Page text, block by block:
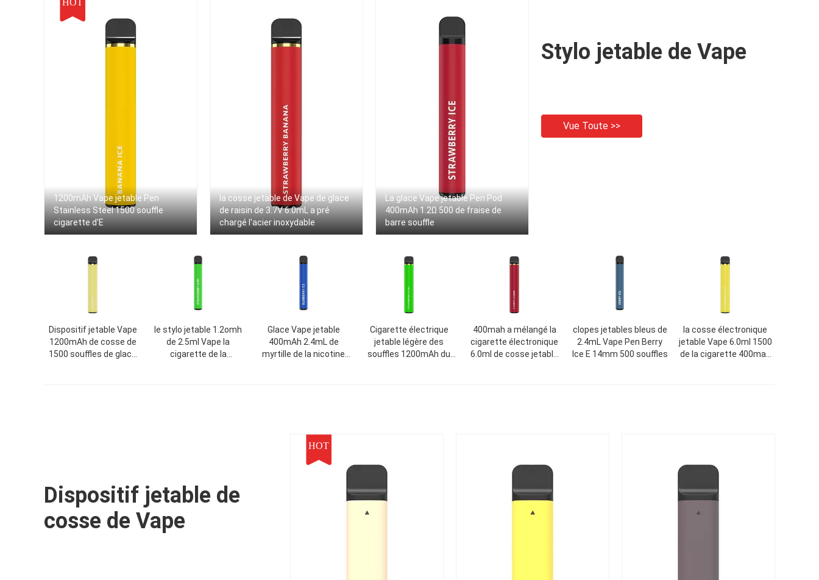
1200mAh Vape jetable Pen
Stainless Steel 1500 souffle
cigarette d'E
la cosse jetable de Vape de glace
de raisin de 3.7V 6.0mL a pré
chargé l'acier inoxydable
La glace Vape jetable Pen Pod
400mAh 1.2Ω 500 de fraise de
barre souffle
Stylo jetable de Vape
Vue Toute >>
Dispositif jetable Vape
1200mAh de cosse de
1500 souffles de glace
le stylo jetable 1.2omh
de 2.5ml Vape la
cigarette de la
Glace Vape jetable
400mAh 2.4mL de
myrtille de la nicotine
Cigarette électrique
jetable légère des
souffles 1200mAh du
400mah a mélangé la
cigarette électronique
6.0ml de cosse jetable
clopes jetables bleus de
2.4mL Vape Pen Berry
Ice E 14mm 500 souffles
la cosse électronique
jetable Vape 6.0ml 1500
de la cigarette 400mah
Dispositif jetable de
cosse de Vape
HOT